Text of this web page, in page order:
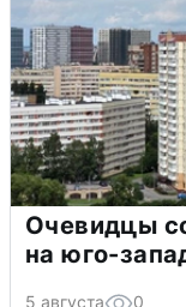
Очевидцы
на юго-
5 августа 0